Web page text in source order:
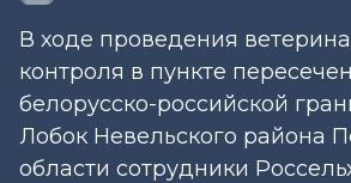
В ходе проведения
контроля в пункте
белорусско-российской
Лобок Невельского района
области сотрудники